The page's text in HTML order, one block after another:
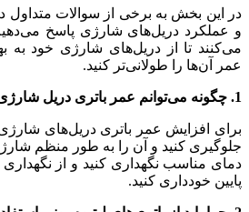
در این بخش به برخی از سوالات متداول
و عملکرد دریل‌های شارژی پاسخ
می‌کنند تا از دریل‌های شارژی خود به
عمر آن‌ها را طولانی‌تر کنید.
1. چگونه می‌توانم عمر باتری دریل شارژی خود را افزایش دهم؟
برای افزایش عمر باتری دریل‌های شارژی،
جلوگیری کنید و آن را به طور منظم شارژ
دمای مناسب نگهداری کنید و از نگهداری
پایین خودداری کنید.